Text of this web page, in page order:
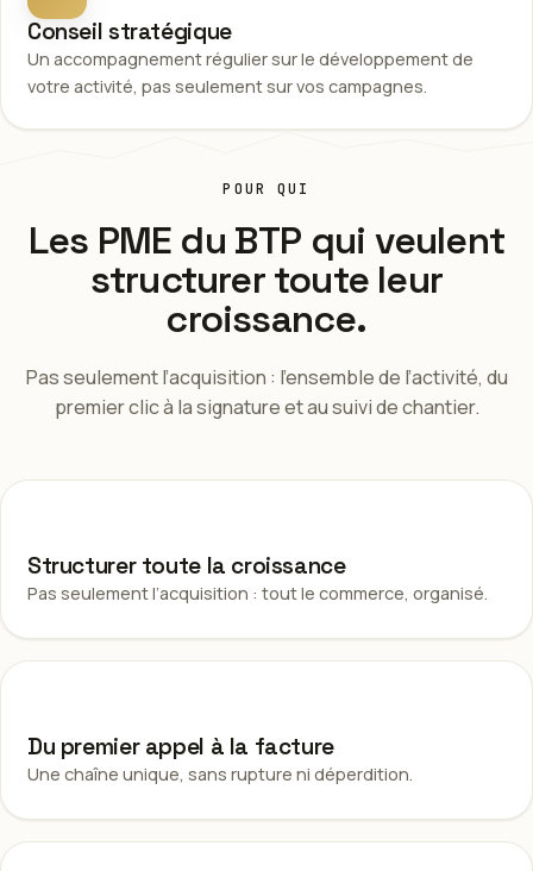
Conseil stratégique
Un accompagnement régulier sur le développement de
votre activité, pas seulement sur vos campagnes.
POUR QUI
Les PME du BTP qui veulent
structurer toute leur
croissance.
Pas seulement l’acquisition : l’ensemble de l’activité, du
premier clic à la signature et au suivi de chantier.
Structurer toute la croissance
Pas seulement l’acquisition : tout le commerce, organisé.
Du premier appel à la facture
Une chaîne unique, sans rupture ni déperdition.